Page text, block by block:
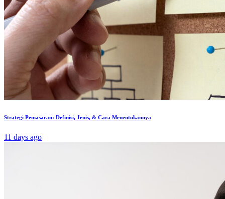
Strategi Pemasaran: Definisi, Jenis, & Cara Menentukannya
11 days ago